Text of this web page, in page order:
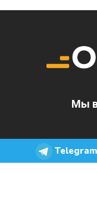
Мы в
Telegram